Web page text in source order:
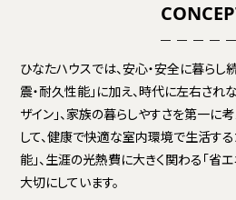
ひなたハウスでは、安心・安全に暮ら
震・耐久性能」に加え、時代に左右され
ザイン」、家族の暮らしやすさを第一に
して、健康で快適な室内環境で生活す
能」、生涯の光熱費に大きく関わる「省
大切にしています。